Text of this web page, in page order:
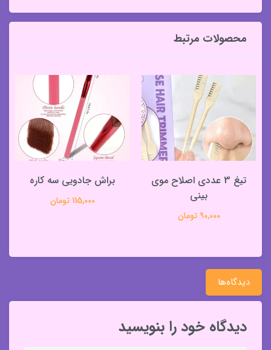
محصولات مرتبط
تیغ 3 عددی اصلاح موی
بینی
90,000 تومان
براش جادویی سه کاره
115,000 تومان
دیدگاه‌ها
دیدگاه خود را بنویسید